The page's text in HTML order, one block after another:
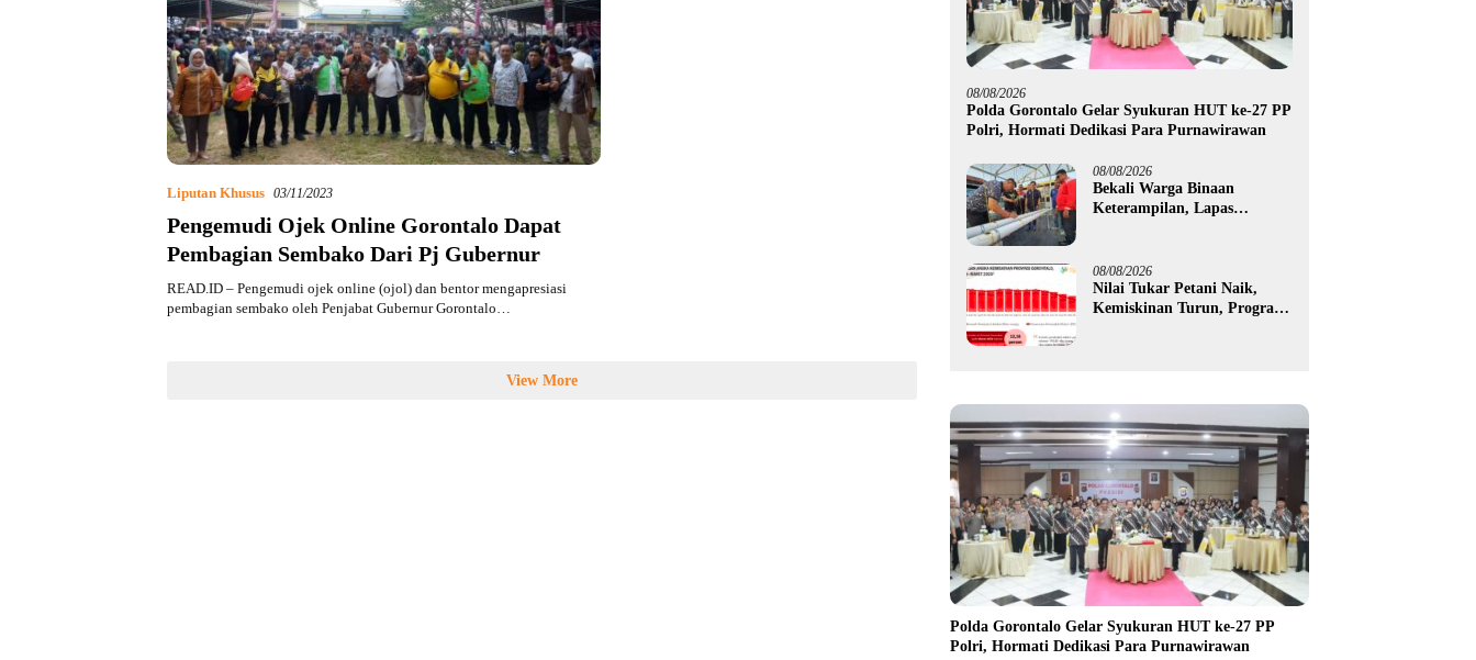
Liputan Khusus 03/11/2023
Pengemudi Ojek Online Gorontalo Dapat
Pembagian Sembako Dari Pj Gubernur
READ.ID – Pengemudi ojek online (ojol) dan bentor mengapresiasi
pembagian sembako oleh Penjabat Gubernur Gorontalo…
View More
08/08/2026
Polda Gorontalo Gelar Syukuran HUT ke-27 PP
Polri, Hormati Dedikasi Para Purnawirawan
08/08/2026
Bekali Warga Binaan
Keterampilan, Lapas
08/08/2026
Nilai Tukar Petani Naik,
Kemiskinan Turun, Program
Polda Gorontalo Gelar Syukuran HUT ke-27 PP
Polri, Hormati Dedikasi Para Purnawirawan